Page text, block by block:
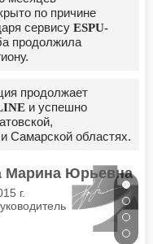
по причине
сервису ESPU-
продолжила
продолжает
и успешно
Самарской областях.
Марина Юрьевна
г.